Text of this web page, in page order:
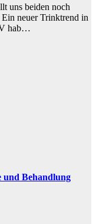
uns beiden noch
neuer Trinktrend in
hab…
und Behandlung